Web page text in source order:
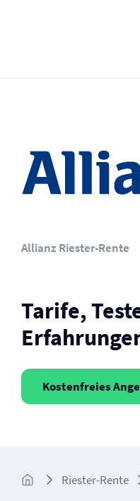
Allianz Riester-Rente
Tarife,
Kostenfreies
Riester-Rente